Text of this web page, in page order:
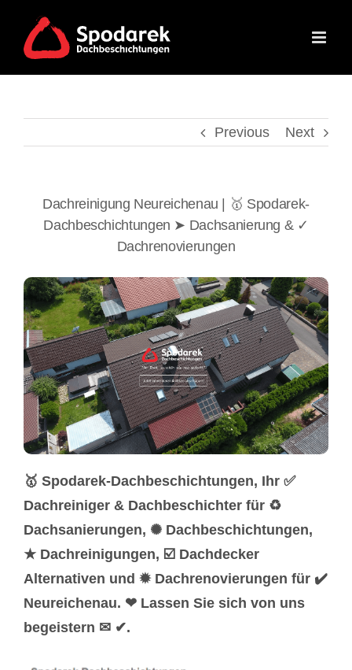
content
Previous Next
Dachreinigung Neureichenau | 🥇 Spodarek-
Dachbeschichtungen ➤ Dachsanierung & ✓
Dachrenovierungen
🥇 Spodarek-Dachbeschichtungen, Ihr ✅
Dachreiniger & Dachbeschichter für ♻
Dachsanierungen, ✺ Dachbeschichtungen,
★ Dachreinigungen, ☑️ Dachdecker
Alternativen und ✹ Dachrenovierungen für ✔️
Neureichenau. ❤ Lassen Sie sich von uns
begeistern ✉ ✔.